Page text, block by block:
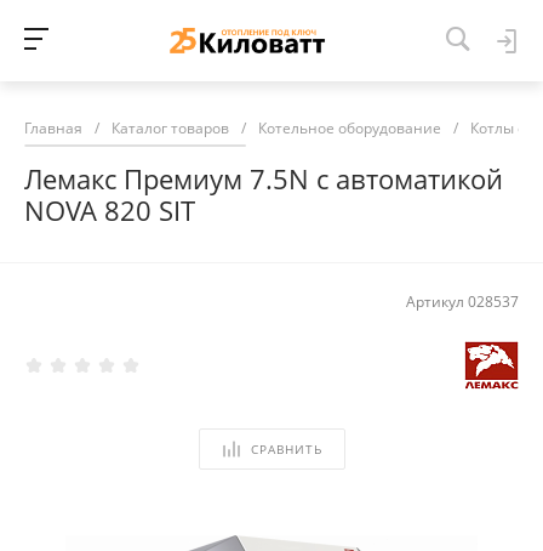
Главная / Каталог товаров / Котельное оборудование / Котлы
Лемакс Премиум 7.5N с автоматикой
NOVA 820 SIT
Артикул 028537
СРАВНИТЬ